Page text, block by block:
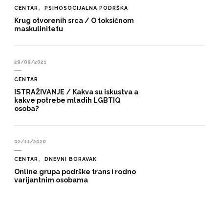
CENTAR PSIHOSOCIJALNA PODRŠKA
Krug otvorenih srca / O toksičnom
maskulinitetu
29/09/2021
CENTAR
ISTRAŽIVANJE / Kakva su iskustva a
kakve potrebe mladih LGBTIQ
osoba?
02/11/2020
CENTAR DNEVNI BORAVAK
Online grupa podrške trans i rodno
varijantnim osobama